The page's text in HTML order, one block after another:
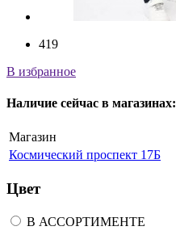
419
В избранное
Наличие сейчас в магазинах:
Магазин
Космический проспект 17Б
Цвет
В АССОРТИМЕНТЕ